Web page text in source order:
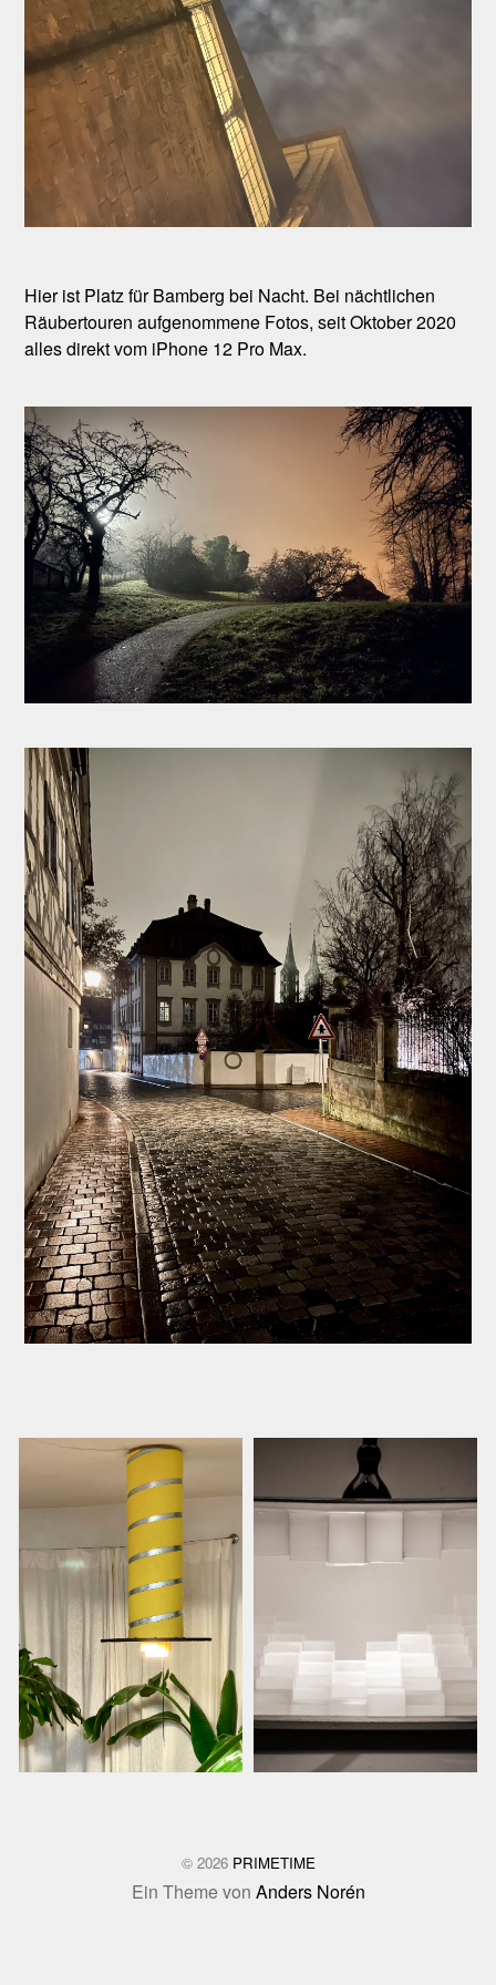
Hier ist Platz für Bamberg bei Nacht. Bei nächtlichen
Räubertouren aufgenommene Fotos, seit Oktober 2020
alles direkt vom iPhone 12 Pro Max.
© 2026 PRIMETIME
Ein Theme von Anders Norén